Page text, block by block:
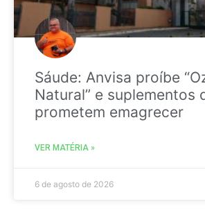
Sáude: Anvisa proíbe
Natural” e suplementos
prometem emagrecer
VER MATÉRIA »
6 de agosto de 2026